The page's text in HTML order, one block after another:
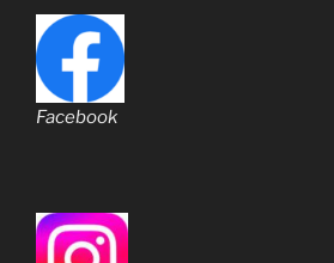
Facebook